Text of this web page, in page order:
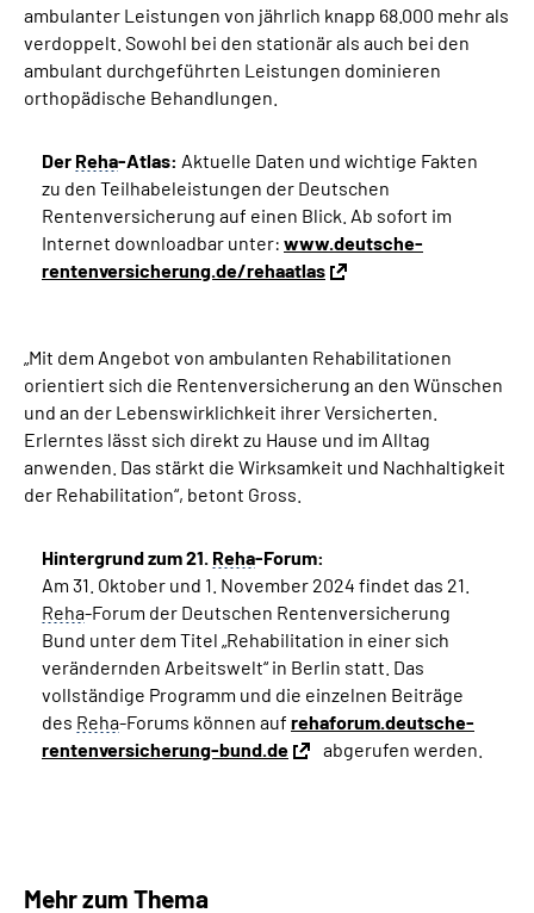
ambulanter Leistungen von jährlich knapp 68.000 mehr als
verdoppelt. Sowohl bei den stationär als auch bei den
ambulant durchgeführten Leistungen dominieren
orthopädische Behandlungen.
Der Reha-Atlas: Aktuelle Daten und wichtige Fakten
zu den Teilhabeleistungen der Deutschen
Rentenversicherung auf einen Blick. Ab sofort im
Internet downloadbar unter: www.deutsche-
rentenversicherung.de/rehaatlas
„Mit dem Angebot von ambulanten Rehabilitationen
orientiert sich die Rentenversicherung an den Wünschen
und an der Lebenswirklichkeit ihrer Versicherten.
Erlerntes lässt sich direkt zu Hause und im Alltag
anwenden. Das stärkt die Wirksamkeit und Nachhaltigkeit
der Rehabilitation“, betont Gross.
Hintergrund zum 21. Reha-Forum:
Am 31. Oktober und 1. November 2024 findet das 21.
Reha-Forum der Deutschen Rentenversicherung
Bund unter dem Titel „Rehabilitation in einer sich
verändernden Arbeitswelt“ in Berlin statt. Das
vollständige Programm und die einzelnen Beiträge
des Reha-Forums können auf rehaforum.deutsche-
rentenversicherung-bund.de
abgerufen werden.
Mehr zum Thema